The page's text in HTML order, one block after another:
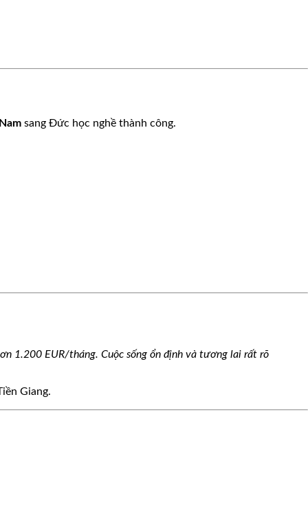
sang Đức học nghề thành công.
1.200 EUR/tháng. Cuộc sống ổn định và tương lai rất rõ
Giang.